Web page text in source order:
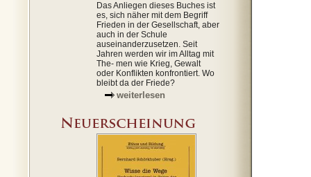
Das Anliegen dieses Buches ist
es, sich näher mit dem Begriff
Frieden in der Gesellschaft, aber
auch in der Schule
auseinanderzusetzen. Seit
Jahren werden wir im Alltag mit
The- men wie Krieg, Gewalt
oder Konflikten konfrontiert. Wo
bleibt da der Friede?
weiterlesen